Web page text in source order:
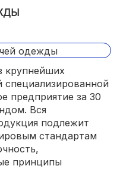
крупнейших
специализированной
предприятие за 30
Вся
подлежит
стандартам
принципы